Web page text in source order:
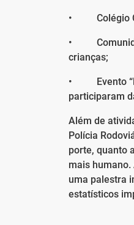
• Colégio
•
crianças;
• Evento
participaram
Além de
Polícia
porte, quanto
mais humano.
uma palestra
estatísticos